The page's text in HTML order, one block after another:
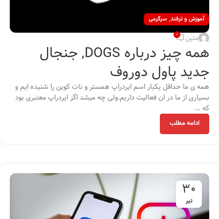
آموزش و ترفند, سرگرمی
متین 0
همه چیز درباره DOGS, جنجال
جدید پاول دوروف
همه ی ما حداقل یکبار اسم ایردراپ همستر و نات کوین را شنیده ایم و
بسیاری از ما در ان فعالیت داریم.ولی چه میشد اگر ایردراپ معتبری بود
که ...
ادامه مطلب
30
تیر